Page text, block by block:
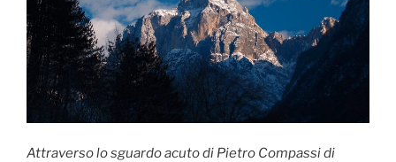
Attraverso lo sguardo acuto di Pietro Compassi di